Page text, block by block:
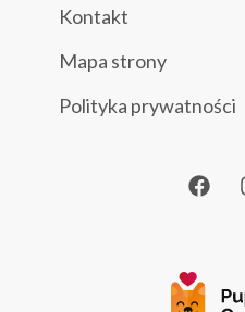
Kontakt
Mapa strony
Polityka prywatności